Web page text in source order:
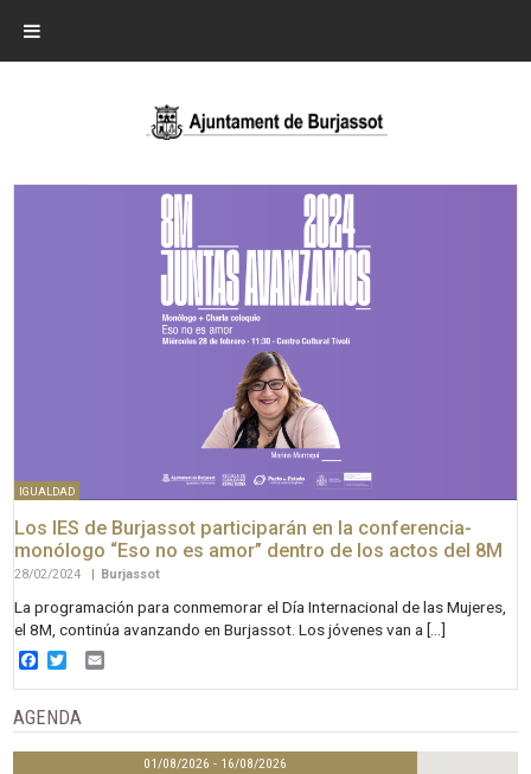
IGUALDAD
Los IES de Burjassot participarán en la conferencia-
monólogo “Eso no es amor” dentro de los actos del 8M
28/02/2024 Burjassot
La programación para conmemorar el Día Internacional de las Mujeres,
el 8M, continúa avanzando en Burjassot. Los jóvenes van a […]
Facebook
Twitter
AGENDA
01/08/2026 - 16/08/2026